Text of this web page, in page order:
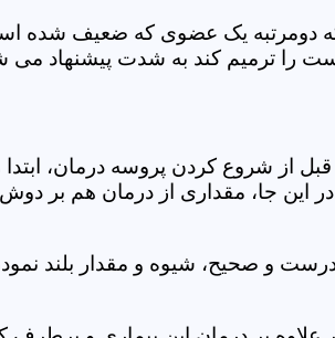
که دومرتبه یک عضوی که ضعیف شده
را ترمیم کند به شدت پیشنهاد می
قبل از شروع کردن پروسه درمان،
این جا، مقداری از درمان هم بر
و صحیح، شیوه و مقدار بلند